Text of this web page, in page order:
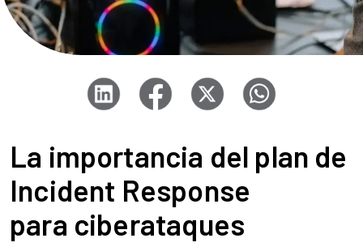
La importancia del plan de
Incident Response
para ciberataques